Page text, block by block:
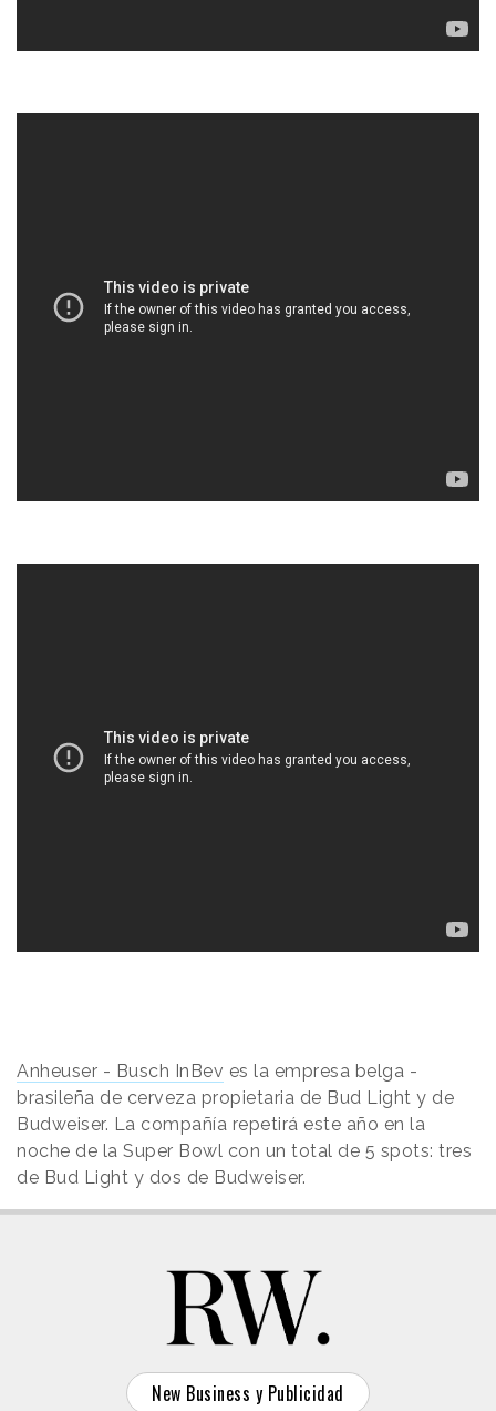
Anheuser - Busch InBev es la empresa belga -
brasileña de cerveza propietaria de Bud Light y de
Budweiser. La compañía repetirá este año en la
noche de la Super Bowl con un total de 5 spots: tres
de Bud Light y dos de Budweiser.
New Business y Publicidad